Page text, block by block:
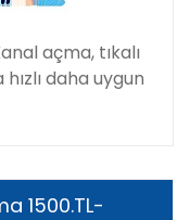
açma, tıkalı
daha uygun
1500.TL-